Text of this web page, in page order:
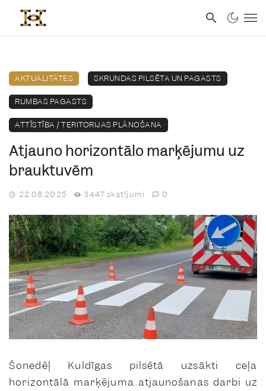
AKTUALITĀTES SKRUNDAS PILSĒTA UN PAGASTS
RUMBAS PAGASTS
ATTĪSTĪBA / TERITORIJAS PLĀNOŠANA
Atjauno horizontālo marķējumu uz
brauktuvēm
22.08.2025 3447 skatījumi 0
Šonedēļ Kuldīgas pilsētā uzsākti ceļa
horizontālā marķējuma atjaunošanas darbi uz